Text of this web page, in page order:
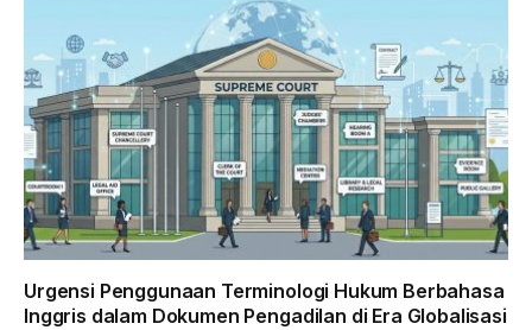
Urgensi Penggunaan Terminologi Hukum Berbahasa
Inggris dalam Dokumen Pengadilan di Era Globalisasi